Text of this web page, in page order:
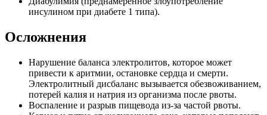
инсулином при диабете 1 типа).
Осложнения
Нарушение баланса электролитов, которое может
привести к аритмии, остановке сердца и смерти.
Электролитный дисбаланс вызывается обезвоживанием,
потерей калия и натрия из организма после рвоты.
Воспаление и разрыв пищевода из-за частой рвоты.